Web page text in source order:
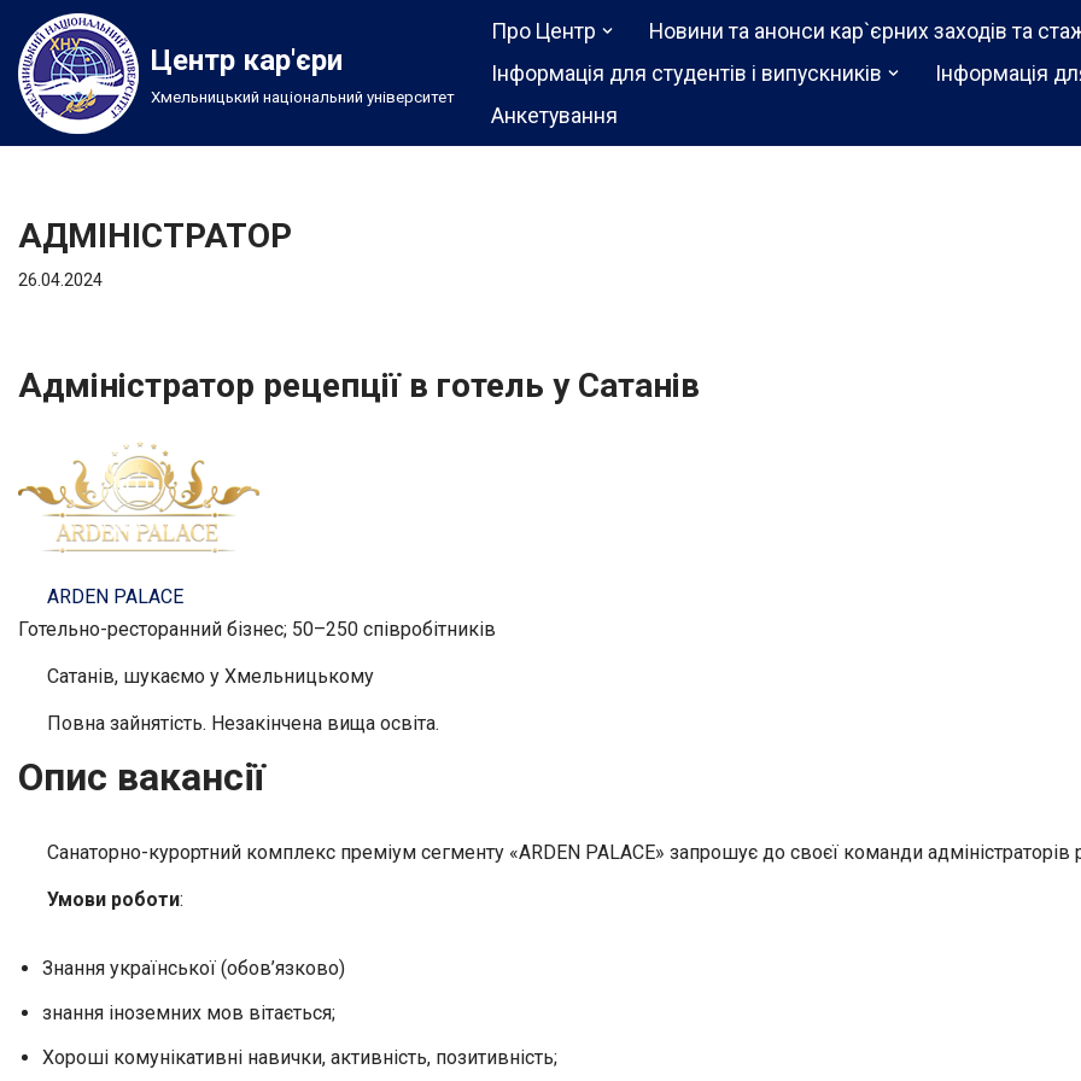
Перейти
до
вмісту
Центр кар'єри
Хмельницький національний університет
Про Центр Новини та анонси кар`єрних заходів та
Інформація для студентів і випускників
Інформація
Анкетування
АДМІНІСТРАТОР
26.04.2024
Адміністратор рецепції в готель у Сатанів
ARDEN PALACE
Готельно-ресторанний бізнес; 50–250 співробітників
Сатанів, шукаємо у Хмельницькому
Повна зайнятість. Незакінчена вища освіта.
Опис вакансії
Санаторно-курортний комплекс преміум сегменту «ARDEN PALACE» запрошує до своєї команди адміністраторів
Умови роботи:
Знання української (обов’язково)
знання іноземних мов вітається;
Хороші комунікативні навички, активність, позитивність;